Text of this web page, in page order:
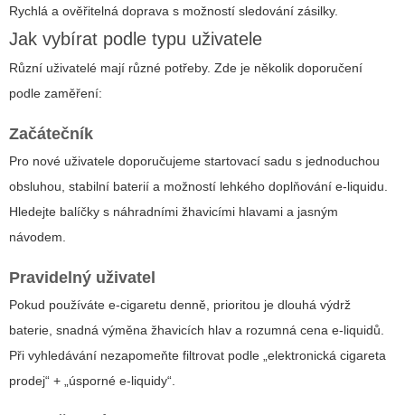
Rychlá a ověřitelná doprava s možností sledování zásilky.
Jak vybírat podle typu uživatele
Různí uživatelé mají různé potřeby. Zde je několik doporučení
podle zaměření:
Začátečník
Pro nové uživatele doporučujeme startovací sadu s jednoduchou
obsluhou, stabilní baterií a možností lehkého doplňování e-liquidu.
Hledejte balíčky s náhradními žhavicími hlavami a jasným
návodem.
Pravidelný uživatel
Pokud používáte e-cigaretu denně, prioritou je dlouhá výdrž
baterie, snadná výměna žhavicích hlav a rozumná cena e-liquidů.
Při vyhledávání nezapomeňte filtrovat podle „elektronická cigareta
prodej“ + „úsporné e-liquidy“.